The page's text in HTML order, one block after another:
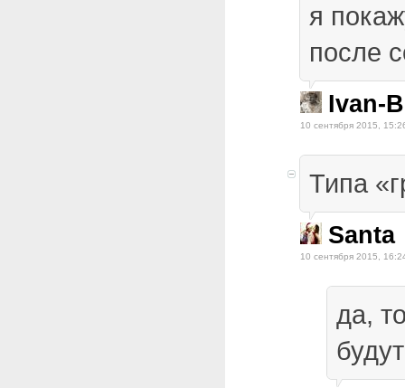
я
после
Ivan-
10 сентября 2015,
Типа
Santa
10 сентября 2015,
да,